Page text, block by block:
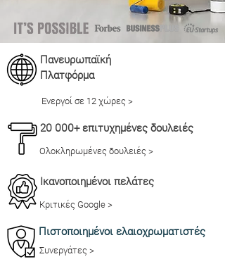
Πανευρωπαϊκή
Πλατφόρμα
Ενεργοί σε 12 χώρες >
20 000+ επιτυχημένες δουλειές
Ολοκληρωμένες δουλειές >
Ικανοποιημένοι πελάτες
Κριτικές Google >
Πιστοποιημένοι ελαιοχρωματιστές
Συνεργάτες >